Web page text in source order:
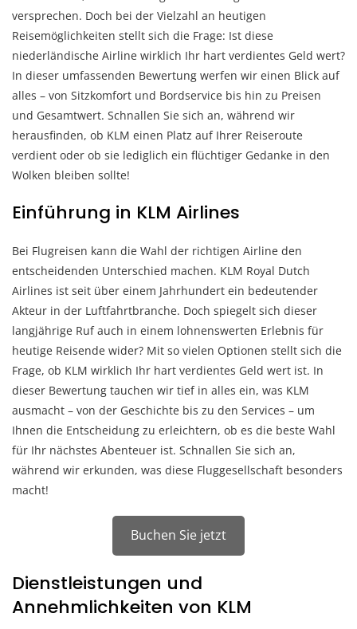
versprechen. Doch bei der Vielzahl an heutigen
Reisemöglichkeiten stellt sich die Frage: Ist diese
niederländische Airline wirklich Ihr hart verdientes Geld wert?
In dieser umfassenden Bewertung werfen wir einen Blick auf
alles – von Sitzkomfort und Bordservice bis hin zu Preisen
und Gesamtwert. Schnallen Sie sich an, während wir
herausfinden, ob KLM einen Platz auf Ihrer Reiseroute
verdient oder ob sie lediglich ein flüchtiger Gedanke in den
Wolken bleiben sollte!
Einführung in KLM Airlines
Bei Flugreisen kann die Wahl der richtigen Airline den
entscheidenden Unterschied machen. KLM Royal Dutch
Airlines ist seit über einem Jahrhundert ein bedeutender
Akteur in der Luftfahrtbranche. Doch spiegelt sich dieser
langjährige Ruf auch in einem lohnenswerten Erlebnis für
heutige Reisende wider? Mit so vielen Optionen stellt sich die
Frage, ob KLM wirklich Ihr hart verdientes Geld wert ist. In
dieser Bewertung tauchen wir tief in alles ein, was KLM
ausmacht – von der Geschichte bis zu den Services – um
Ihnen die Entscheidung zu erleichtern, ob es die beste Wahl
für Ihr nächstes Abenteuer ist. Schnallen Sie sich an,
während wir erkunden, was diese Fluggesellschaft besonders
macht!
Buchen Sie jetzt
Dienstleistungen und
Annehmlichkeiten von KLM